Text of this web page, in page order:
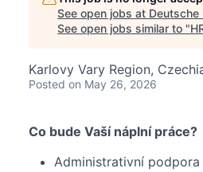
See open jobs at Deutsche
See open jobs similar to "
Karlovy Vary Region,
Posted on May 26, 2026
Co bude Vaší náplní práce?
Administrativní podpora